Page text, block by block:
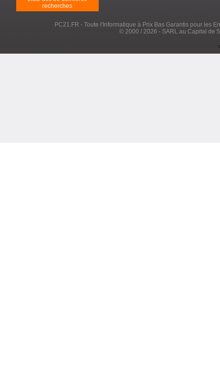
recherches
PC21.FR - Toute l'Informatique à Prix Bas Garantis pour les
© 2000 / 2026 - SARL au Capital de